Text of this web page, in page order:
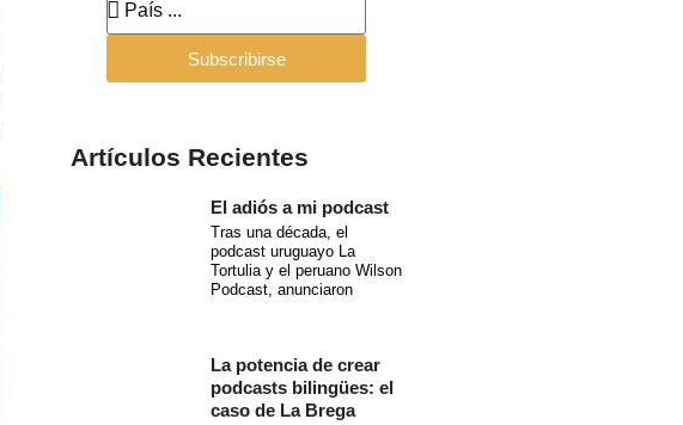
Subscribirse
Artículos Recientes
El adiós a mi podcast
Tras una década, el
podcast uruguayo La
Tortulia y el peruano Wilson
Podcast, anunciaron
La potencia de crear
podcasts bilingües: el
caso de La Brega